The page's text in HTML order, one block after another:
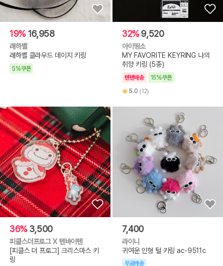
19% 16,958
래하벨
래하벨 클라우드 데이지 키링
5%쿠폰
32%9,520
아이띵소
MY FAVORITE KEYRING 나의
취향 키링 (5종)
텐텐배송
15%쿠폰
5.0 (12)
36% 3,500
피클스더프로그 X 텐바이텐
[피클스 더 프로그] 크리스마스 키
링
7,400
라이니
귀여운 인형 털 키링 ac-9511c
무료배송